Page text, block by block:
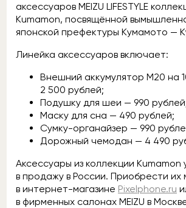
аксессуаров MEIZU LIFESTYLE
Kumamon, посвящённой
японской префектуры Кумамото —
Линейка аксессуаров включает:
Внешний аккумулятор M20 на
2 500 рублей;
Подушку для шеи — 990
Маску для сна — 490 рублей;
Сумку-органайзер — 990
Дорожный чемодан — 4 490
Аксессуары из коллекции Kumamon
в продажу в России. Приобрести их
в интернет-магазине Pixelphone.ru
в фирменных салонах MEIZU в